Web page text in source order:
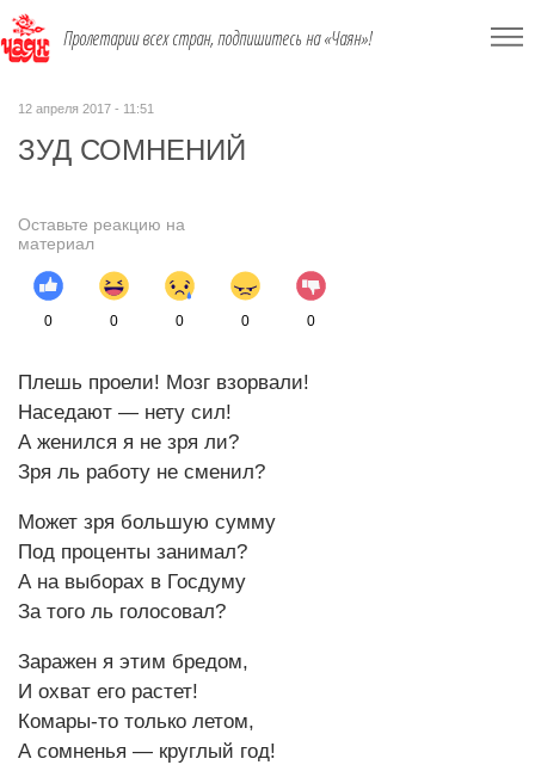
Пролетарии всех стран, подпишитесь на «Чаян»!
12 апреля 2017 - 11:51
ЗУД СОМНЕНИЙ
Оставьте реакцию на
материал
0 0 0 0 0
Плешь проели! Мозг взорвали!
Наседают — нету сил!
А женился я не зря ли?
Зря ль работу не сменил?
Может зря большую сумму
Под проценты занимал?
А на выборах в Госдуму
За того ль голосовал?
Заражен я этим бредом,
И охват его растет!
Комары-то только летом,
А сомненья — круглый год!